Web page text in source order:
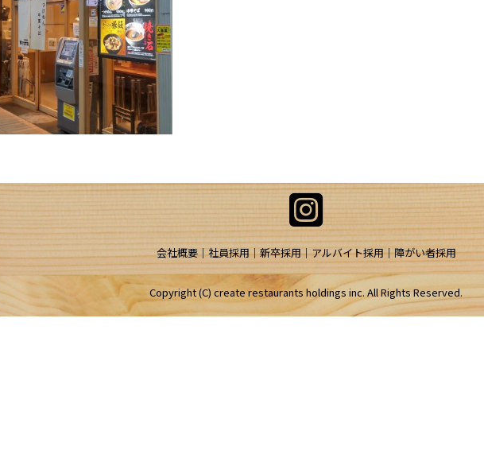
会社概要 社員採用 新卒採用 アルバイト採用 障がい者採用
Copyright (C) create restaurants holdings inc. All Rights Reserved.